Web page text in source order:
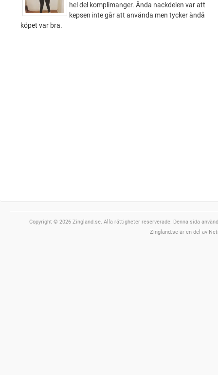
hel del komplimanger. Ända nackdelen var att
kepsen inte går att använda men tycker ändå
köpet var bra.
Copyright © 2026 Zingland.se. Alla rättigheter reserverade. Denna sida
Zingland.se är en del av